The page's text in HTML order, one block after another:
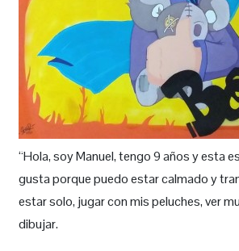
“Hola, soy Manuel, tengo 9 años y esta
gusta porque puedo estar calmado y
estar solo, jugar con mis peluches, ver
dibujar.